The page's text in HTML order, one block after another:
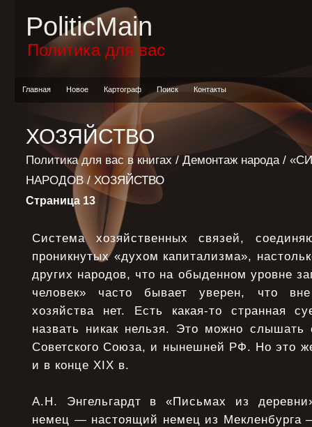
PoliticMain
Политика для вас
Главная Новое Картограф Поиск Контакты
ХОЗЯЙСТВО
Политика для вас в книгах / Демонтаж народа/
НАРОДОВ/ ХОЗЯЙСТВО
Страница 13
Система хозяйственных связей,
проникнутых «духом капитализма»,
других народов, что на обыденном уровне
человек» часто бывает уверен, что
хозяйства нет. Есть какая-то странная
назвать никак нельзя. Это можно
Советского Союза, и нынешней РФ. Но это
и в конце XIX в.
А.Н. Энгельгардт в «Письмах из
немец — настоящий немец из Мекленбурга